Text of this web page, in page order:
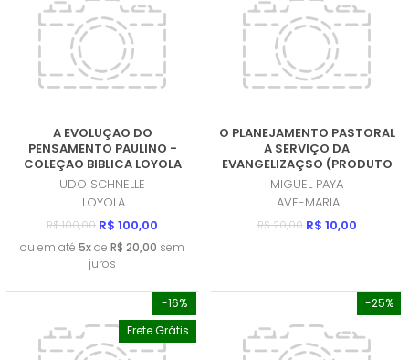
A EVOLUÇAO DO
PENSAMENTO PAULINO -
COLEÇAO BIBLICA LOYOLA
(PRODUTO USADO - MUITO
BOM)
UDO SCHNELLE
LOYOLA
R$ 100,00 R$ 100,00
ou em até 5xde R$ 20,00 sem
juros
O PLANEJAMENTO PASTORAL
A SERVIÇO DA
EVANGELIZAÇSO (PRODUTO
USADO - MUITO BOM)
MIGUEL PAYA
AVE-MARIA
R$ 20,00 R$ 10,00
-16%
Frete Grátis
-25%